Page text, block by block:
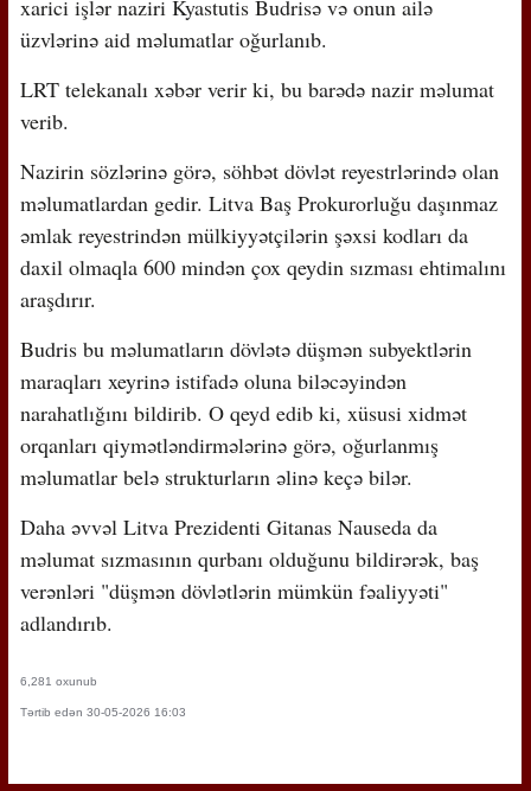
xarici işlər naziri Kyastutis Budrisə və onun ailə
üzvlərinə aid məlumatlar oğurlanıb.
LRT telekanalı xəbər verir ki, bu barədə nazir məlumat
verib.
Nazirin sözlərinə görə, söhbət dövlət reyestrlərində olan
məlumatlardan gedir. Litva Baş Prokurorluğu daşınmaz
əmlak reyestrindən mülkiyyətçilərin şəxsi kodları da
daxil olmaqla 600 mindən çox qeydin sızması ehtimalını
araşdırır.
Budris bu məlumatların dövlətə düşmən subyektlərin
maraqları xeyrinə istifadə oluna biləcəyindən
narahatlığını bildirib. O qeyd edib ki, xüsusi xidmət
orqanları qiymətləndirmələrinə görə, oğurlanmış
məlumatlar belə strukturların əlinə keçə bilər.
Daha əvvəl Litva Prezidenti Gitanas Nauseda da
məlumat sızmasının qurbanı olduğunu bildirərək, baş
verənləri "düşmən dövlətlərin mümkün fəaliyyəti"
adlandırıb.
6,281 oxunub
Tərtib edən 30-05-2026 16:03